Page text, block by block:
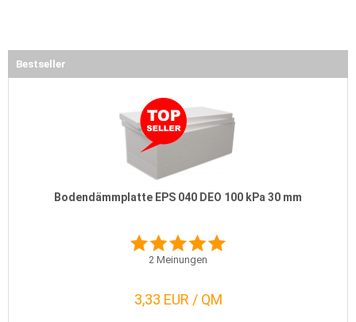
Bestseller
Bodendämmplatte EPS 040 DEO 100 kPa 30 mm
2 Meinungen
3,33 EUR / QM